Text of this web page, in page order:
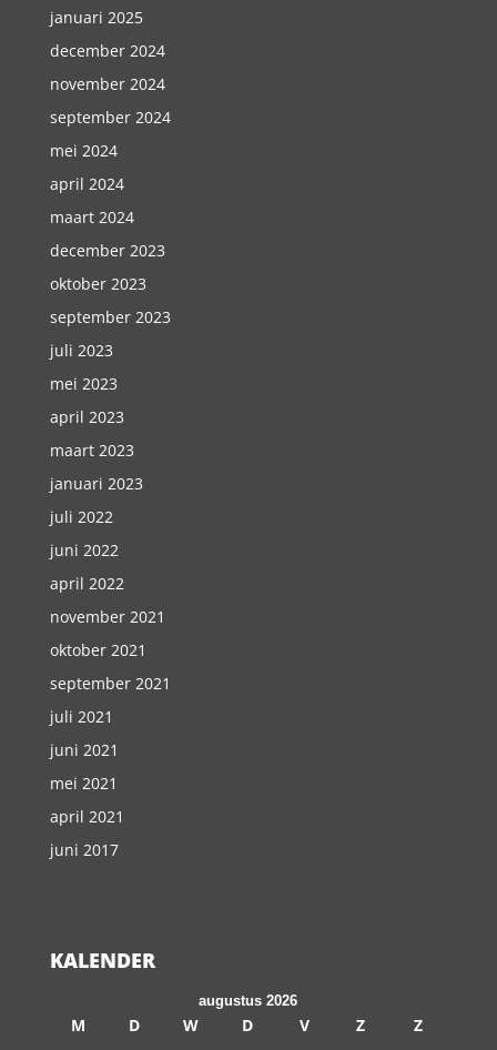
januari 2025
december 2024
november 2024
september 2024
mei 2024
april 2024
maart 2024
december 2023
oktober 2023
september 2023
juli 2023
mei 2023
april 2023
maart 2023
januari 2023
juli 2022
juni 2022
april 2022
november 2021
oktober 2021
september 2021
juli 2021
juni 2021
mei 2021
april 2021
juni 2017
KALENDER
augustus 2026
M D W D V Z
Z